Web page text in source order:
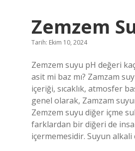
Zemzem
Tarih: Ekim 10, 2024
Zemzem suyu pH değeri
asit mi baz mı? Zamzam
içeriği, sıcaklık, atmosfer
genel olarak, Zamzam
Zemzem suyu diğer içme
farklardan bir diğeri de
içermemesidir. Suyun alkali